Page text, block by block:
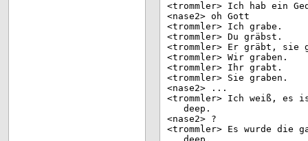
<trommler> Ich hab ein
<nase2> oh Gott
<trommler> Ich grabe.
<trommler> Du gräbst.
<trommler> Er gräbt, sie
<trommler> Wir graben.
<trommler> Ihr grabt.
<trommler> Sie graben.
<nase2> ...
<trommler> Ich weiß, es
deep.
<nase2> ?
<trommler> Es wurde